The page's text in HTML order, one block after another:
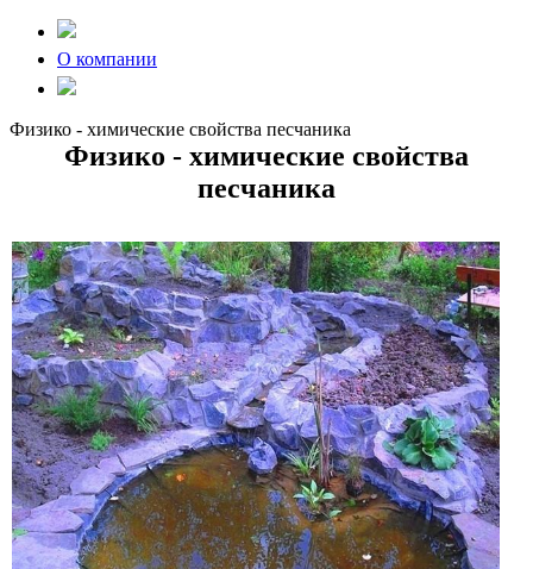
О компании
Физико - химические свойства песчаника
Физико - химические свойства
песчаника